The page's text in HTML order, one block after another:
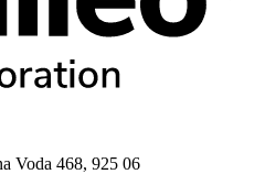
Voda 468, 925 06